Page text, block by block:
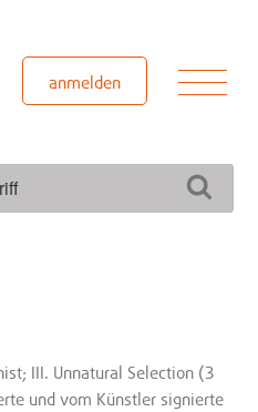
anmelden
III. Unnatural Selection (3
und vom Künstler signierte